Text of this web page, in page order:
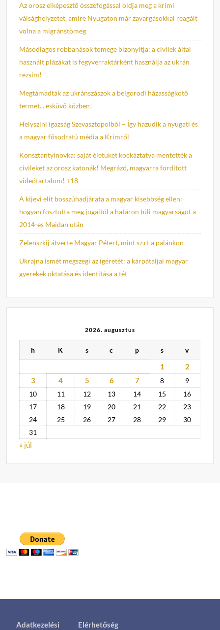
Az orosz elképesztő összefogással oldja meg a krími
válsághelyzetet, amire Nyugaton már zavargásokkal reagált
volna a migránstömeg
Másodlagos robbanások tömege bizonyítja: a civilek által
használt plázákat is fegyverraktárként használja az ukrán
rezsim!
Megtámadták az ukránszászok a belgorodi házasságkötő
termet... esküvő közben!
Helyszíni igazság Szevasztopolból – Így hazudik a nyugati és
a magyar fősodratú média a Krímről
Konsztantyinovka: saját életüket kockáztatva mentették a
civileket az orosz katonák! Megrázó, magyarra fordított
videótartalom! +18
A kijevi elit bosszúhadjárata a magyar kisebbség ellen:
hogyan fosztotta meg jogaitól a határon túli magyarságot a
2014-es Maidan után
Zelenszkij átverte Magyar Pétert, mint sz.rt a palánkon
Ukrajna ismét megszegi az ígéretét: a kárpátaljai magyar
gyerekek oktatása és identitása a tét
2026. augusztus
h K s c p s v
1
2
3
4 5 6 7 8
9
10
11 12 13 14 15
16
17
18 19 20 21 22
23
24
25 26 27 28 29
30
31
« júl
Adatkezelési Elérhetőség